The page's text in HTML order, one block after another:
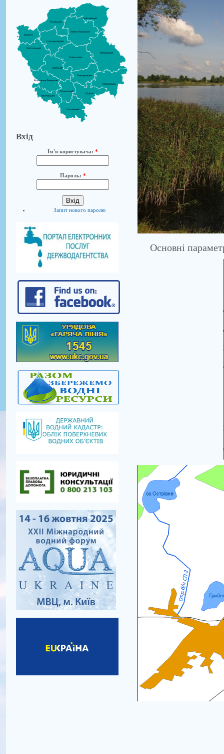
Вхід
Ім'я користувача: *
Пароль: *
Запит нового паролю
Основні